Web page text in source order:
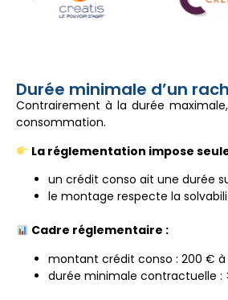
Durée minimale d’un
Contrairement à la durée
consommation.
La réglementation impose
un crédit conso ait une durée
le montage respecte la
Cadre réglementaire :
montant crédit conso : 200 €
durée minimale contractuelle :